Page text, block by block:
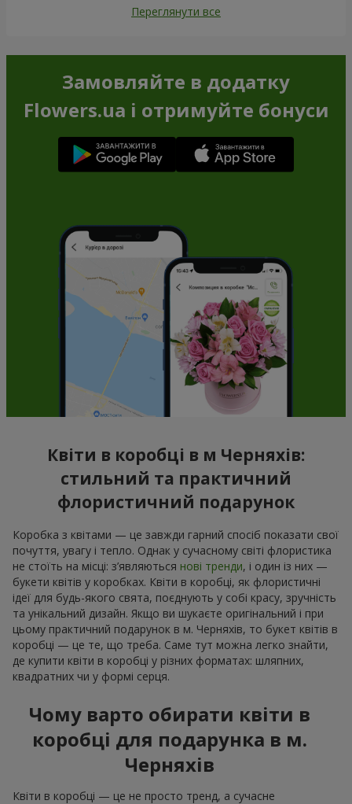
Переглянути все
Замовляйте в додатку
Flowers.ua і отримуйте бонуси
Квіти в коробці в м Черняхів:
стильний та практичний
флористичний подарунок
Коробка з квітами — це завжди гарний спосіб показати свої
почуття, увагу і тепло. Однак у сучасному світі флористика
не стоїть на місці: з’являються нові тренди, і один із них —
букети квітів у коробках. Квіти в коробці, як флористичні
ідеї для будь-якого свята, поєднують у собі красу, зручність
та унікальний дизайн. Якщо ви шукаєте оригінальний і при
цьому практичний подарунок в м. Черняхів, то букет квітів в
коробці — це те, що треба. Саме тут можна легко знайти,
де купити квіти в коробці у різних форматах: шляпних,
квадратних чи у формі серця.
Чому варто обирати квіти в
коробці для подарунка в м.
Черняхів
Квіти в коробці — це не просто тренд, а сучасне